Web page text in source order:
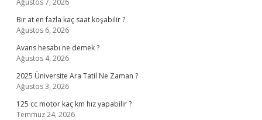
Ağustos 7, 2026
Bir at en fazla kaç saat koşabilir ?
Ağustos 6, 2026
Avans hesabı ne demek ?
Ağustos 4, 2026
2025 Üniversite Ara Tatil Ne Zaman ?
Ağustos 3, 2026
125 cc motor kaç km hız yapabilir ?
Temmuz 24, 2026